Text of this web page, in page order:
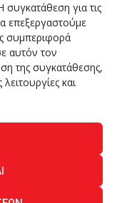
για τις
επεξεργαστούμε
συμπεριφορά
αυτόν τον
της συγκατάθεσης,
και